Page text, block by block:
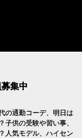
集中
の通勤コーデ、明日は
子供の受験や習い事、
人気モデル、ハイセン